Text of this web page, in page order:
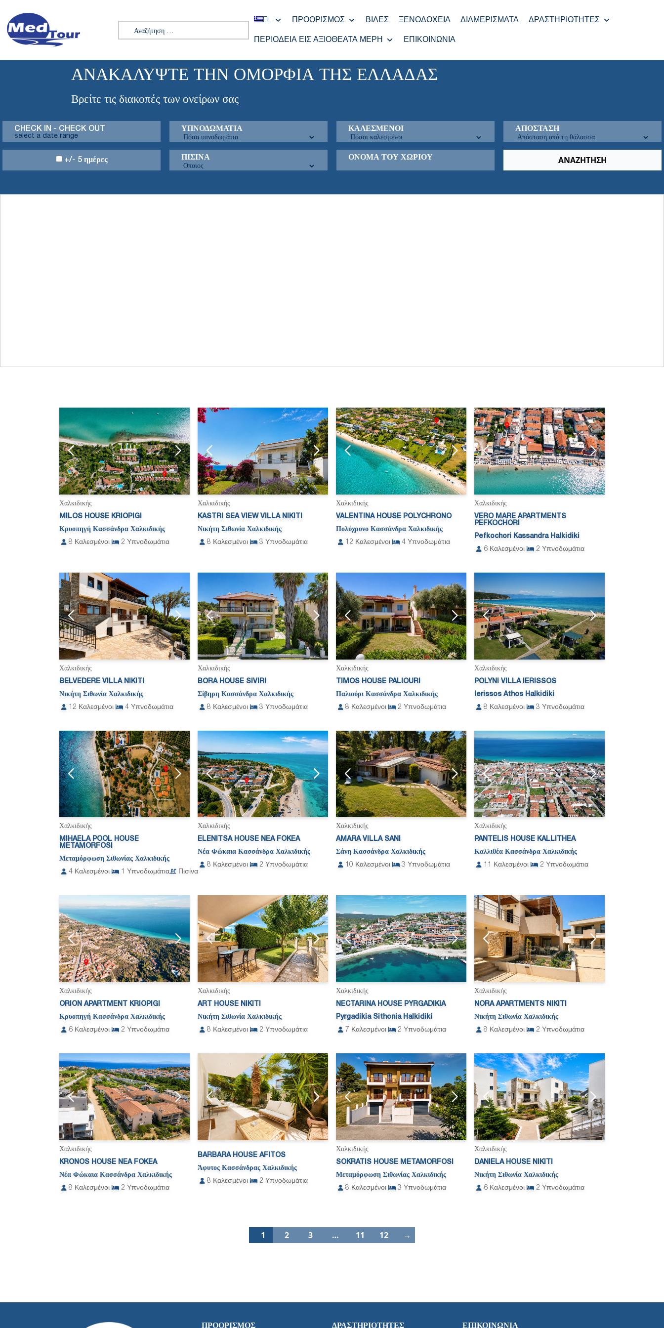
Αναζήτηση για:
EL ΠΡΟΟΡΙΣΜΌΣ ΒΊΛΕΣ ΞΕΝΟΔΟΧΕΊΑ ΔΙΑΜΕΡΊΣΜΑΤΑ ΔΡΑΣΤΗΡΙΌΤΗΤΕΣ
ΠΕΡΙΟΔΕΊΑ ΕΙΣ ΑΞΙΟΘΈΑΤΑ ΜΈΡΗ ΕΠΙΚΟΙΝΩΝΊΑ
ΑΝΑΚΑΛΎΨΤΕ ΤΗΝ ΟΜΟΡΦΙΆ ΤΗΣ ΕΛΛΆΔΑΣ
Βρείτε τις διακοπές των ονείρων σας
CHECK IN - CHECK OUT ΥΠΝΟΔΩΜΆΤΙΑ ΚΑΛΕΣΜΈΝΟΙ ΑΠΌΣΤΑΣΗ
+/- 5 ημέρες ΠΙΣΊΝΑ ΌΝΟΜΑ ΤΟΥ ΧΩΡΙΟΎ
Χαλκιδικής
MILOS HOUSE KRIOPIGI
Κρυοπηγή Κασσάνδρα Χαλκιδικής
8 Καλεσμένοι 2 Υπνοδωμάτια
Χαλκιδικής
KASTRI SEA VIEW VILLA NIKITI
Νικήτη Σιθωνία Χαλκιδικής
8 Καλεσμένοι 3 Υπνοδωμάτια
Χαλκιδικής
VALENTINA HOUSE POLYCHRONO
Πολύχρονο Κασσάνδρα Χαλκιδικής
12 Καλεσμένοι 4 Υπνοδωμάτια
Χαλκιδικής
VERO MARE APARTMENTS
PEFKOCHORI
Pefkochori Kassandra Halkidiki
6 Καλεσμένοι 2 Υπνοδωμάτια
Χαλκιδικής
BELVEDERE VILLA NIKITI
Νικήτη Σιθωνία Χαλκιδικής
12 Καλεσμένοι 4 Υπνοδωμάτια
Χαλκιδικής
BORA HOUSE SIVIRI
Σίβηρη Κασσάνδρα Χαλκιδικής
8 Καλεσμένοι 3 Υπνοδωμάτια
Χαλκιδικής
TIMOS HOUSE PALIOURI
Παλιούρι Κασσάνδρα Χαλκιδικής
8 Καλεσμένοι 2 Υπνοδωμάτια
Χαλκιδικής
POLYNI VILLA IERISSOS
Ierissos Athos Halkidiki
8 Καλεσμένοι 3 Υπνοδωμάτια
Χαλκιδικής
MIHAELA POOL HOUSE
METAMORFOSI
Μεταμόρφωση Σιθωνίας Χαλκιδικής
4 Καλεσμένοι Υπνοδωμάτια Πισίνα
Χαλκιδικής
ELENITSA HOUSE NEA FOKEA
Νέα Φώκαια Κασσάνδρα Χαλκιδικής
8 Καλεσμένοι 2 Υπνοδωμάτια
Χαλκιδικής
AMARA VILLA SANI
Σάνη Κασσάνδρα Χαλκιδικής
10 Καλεσμένοι 3 Υπνοδωμάτια
Χαλκιδικής
PANTELIS HOUSE KALLITHEA
Καλλιθέα Κασσάνδρα Χαλκιδικής
Καλεσμένοι 2 Υπνοδωμάτια
Χαλκιδικής
ORION APARTMENT KRIOPIGI
Κρυοπηγή Κασσάνδρα Χαλκιδικής
6 Καλεσμένοι 2 Υπνοδωμάτια
Χαλκιδικής
ART HOUSE NIKITI
Νικήτη Σιθωνία Χαλκιδικής
8 Καλεσμένοι 2 Υπνοδωμάτια
Χαλκιδικής
NECTARINA HOUSE PYRGADIKIA
Pyrgadikia Sithonia Halkidiki
7
Καλεσμένοι 2 Υπνοδωμάτια
Χαλκιδικής
NORA APARTMENTS NIKITI
Νικήτη Σιθωνία Χαλκιδικής
8 Καλεσμένοι 2 Υπνοδωμάτια
Χαλκιδικής
KRONOS HOUSE NEA FOKEA
Νέα Φώκαια Κασσάνδρα Χαλκιδικής
8 Καλεσμένοι 2 Υπνοδωμάτια
BARBARA HOUSE AFITOS
Άφυτος Κασσάνδρας Χαλκιδικής
8 Καλεσμένοι 2 Υπνοδωμάτια
Χαλκιδικής
SOKRATIS HOUSE METAMORFOSI
Μεταμόρφωση Σιθωνίας Χαλκιδικής
8 Καλεσμένοι 3 Υπνοδωμάτια
Χαλκιδικής
DANIELA HOUSE NIKITI
Νικήτη Σιθωνία Χαλκιδικής
6 Καλεσμένοι 2 Υπνοδωμάτια
1 2 3 … 11 12 →
ΠΡΟΟΡΙΣΜΌΣ ΔΡΑΣΤΗΡΙΌΤΗΤΕΣ ΕΠΙΚΟΙΝΩΝΊΑ